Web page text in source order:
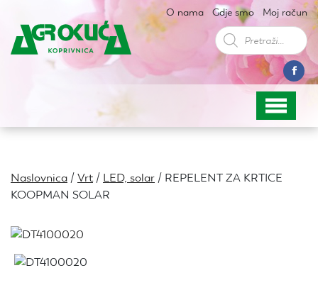
O nama Gdje smo Moj račun
Products
search
Naslovnica /Vrt/ LED, solar / REPELENT ZA KRTICE
KOOPMAN SOLAR